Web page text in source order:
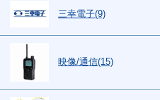
三幸電子(9)
映像/通信(15)